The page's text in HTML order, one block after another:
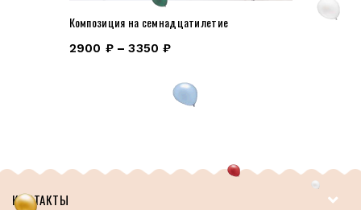
Композиция на семнадцатилетие
2900 ₽–3350₽
КОНТАКТЫ